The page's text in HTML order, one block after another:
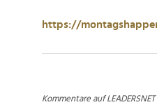
https://
Kommentare auf